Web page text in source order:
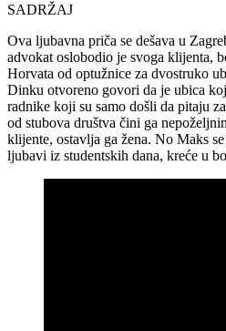
SADRŽAJ
Ova ljubavna priča se dešava u
advokat oslobodio je svoga klijenta,
Horvata od optužnice za dvostruko
Dinku otvoreno govori da je ubica
radnike koji su samo došli da pitaju
od stubova društva čini ga
klijente, ostavlja ga žena. No Maks
ljubavi iz studentskih dana, kreće u